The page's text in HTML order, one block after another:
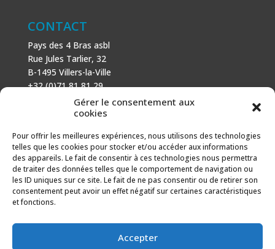
Gérer le consentement aux
cookies
Pour offrir les meilleures expériences, nous utilisons des technologies
telles que les cookies pour stocker et/ou accéder aux informations
des appareils. Le fait de consentir à ces technologies nous permettra
de traiter des données telles que le comportement de navigation ou
les ID uniques sur ce site. Le fait de ne pas consentir ou de retirer son
consentement peut avoir un effet négatif sur certaines caractéristiques
et fonctions.
Accepter
CONTACT
Pays des 4 Bras asbl
Rue Jules Tarlier, 32
B-1495 Villers-la-Ville
+32 (0)71 81 81 29
N° d’entreprise : 666 464 432
Mentions légales
AVEC LE SOUTIEN DE
Fonds européen agricole pour le développement rural :
l’Europe investit dans les zones rurales.